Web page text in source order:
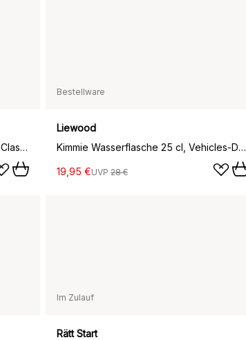
Falk Wasserflasche 35 cl, Universe-Classic navy
Bestellware
Liewood
Kimmie Wasserflasche 25 cl, Vehicles-Dove blue
19,95 €UVP 28 €
Im Zulauf
Rätt Start